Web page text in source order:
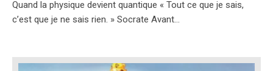
Quand la physique devient quantique « Tout ce que je sais,
c’est que je ne sais rien. » Socrate Avant...